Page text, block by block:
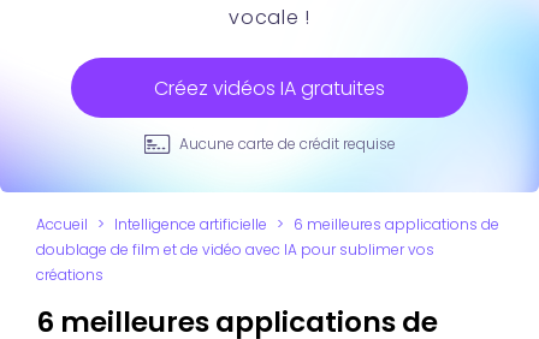
vocale !
Créez vidéos IA gratuites
Aucune carte de crédit requise
Accueil > Intelligence artificielle > 6 meilleures applications de
doublage de film et de vidéo avec IA pour sublimer vos
créations
6 meilleures applications de